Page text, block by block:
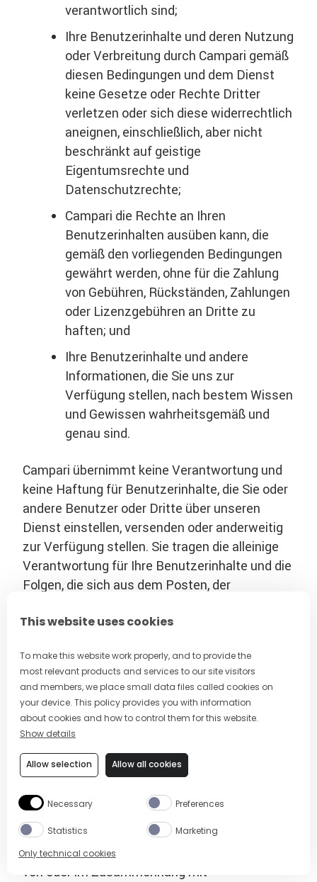
This website uses cookies
To make this website work properly, and to provide the
most relevant products and services to our site visitors
and members, we place small data files called cookies on
your device. This policy provides you with information
about cookies and how to control them for this website.
Show details
Only technical cookies
Allow selection Allow all cookies
Necessary Preferences
Statistics Marketing
verantwortlich sind;
Ihre Benutzerinhalte und deren Nutzung
oder Verbreitung durch Campari gemäß
diesen Bedingungen und dem Dienst
keine Gesetze oder Rechte Dritter
verletzen oder sich diese widerrechtlich
aneignen, einschließlich, aber nicht
beschränkt auf geistige
Eigentumsrechte und
Datenschutzrechte;
Campari die Rechte an Ihren
Benutzerinhalten ausüben kann, die
gemäß den vorliegenden Bedingungen
gewährt werden, ohne für die Zahlung
von Gebühren, Rückständen, Zahlungen
oder Lizenzgebühren an Dritte zu
haften; und
Ihre Benutzerinhalte und andere
Informationen, die Sie uns zur
Verfügung stellen, nach bestem Wissen
und Gewissen wahrheitsgemäß und
genau sind.
Campari übernimmt keine Verantwortung und
keine Haftung für Benutzerinhalte, die Sie oder
andere Benutzer oder Dritte über unseren
Dienst einstellen, versenden oder anderweitig
zur Verfügung stellen. Sie tragen die alleinige
Verantwortung für Ihre Benutzerinhalte und die
Folgen, die sich aus dem Posten, der
anderweitigen Bereitstellung dieser Inhalte auf
damit einverstanden, dass wir lediglich als
passiver Kanal für die Online-Verbreitung und
Veröffentlichung Ihrer Benutzerinhalte
fungieren. Sie sind sich darüber im Klaren und
erklären sich damit einverstanden, dass Sie
möglicherweise mit Benutzerinhalten
konfrontiert werden, die falsch, anstößig, für
Kinder ungeeignet oder anderweitig ungeeignet
für Ihre Zwecke sind, und Sie erklären sich
damit einverstanden, dass Campari nicht für
Schäden haftet, die Ihnen angeblich als Folge
von oder im Zusammenhang mit